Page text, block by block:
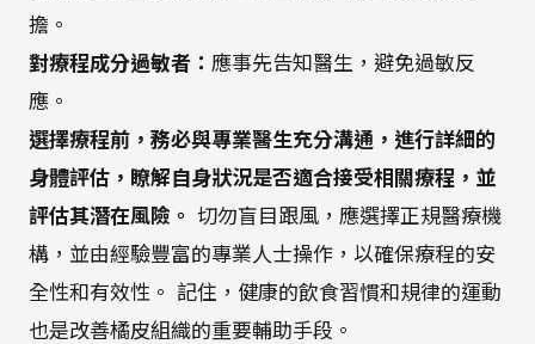
擔。
對療程成分過敏者： 應事先告知醫生，避免過敏反
應。
選擇療程前，務必與專業醫生充分溝通，進行詳細的
身體評估，瞭解自身狀況是否適合接受相關療程，並
評估其潛在風險。 切勿盲目跟風，應選擇正規醫療機
構，並由經驗豐富的專業人士操作，以確保療程的安
全性和有效性。 記住，健康的飲食習慣和規律的運動
也是改善橘皮組織的重要輔助手段。